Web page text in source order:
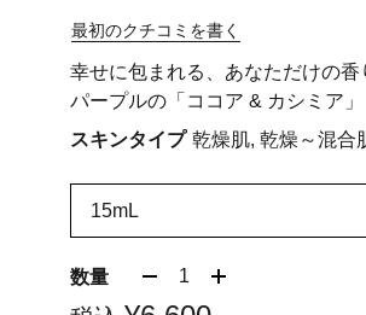
最初のクチコミを書く
幸せに包まれる、あなただけの香
パープルの「ココア & カシミア」
スキンタイプ 乾燥肌, 乾燥～混合
15mL
数量 1